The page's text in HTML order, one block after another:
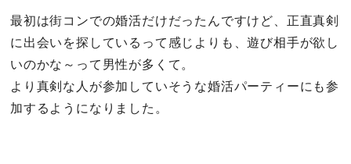
最初は街コンでの婚活だけだったんですけど、正直真剣
に出会いを探しているって感じよりも、遊び相手が欲し
いのかな～って男性が多くて。
より真剣な人が参加していそうな婚活パーティーにも参
加するようになりました。